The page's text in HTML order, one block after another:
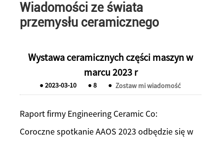
Wiadomości ze świata
przemysłu ceramicznego
Wystawa ceramicznych części maszyn w
marcu 2023 r
●2023-03-10 ●8 ● Zostaw mi wiadomość
Raport firmy Engineering Ceramic Co:
Coroczne spotkanie AAOS 2023 odbędzie się w